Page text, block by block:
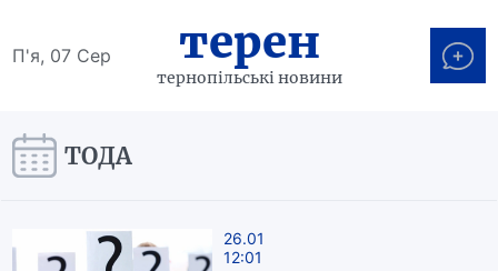
П'я, 07 Сер терен
тернопільські новини
ТОДА
26.01
12:01